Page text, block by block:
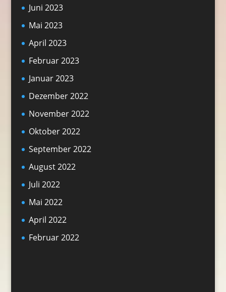
Juni 2023
Mai 2023
April 2023
Februar 2023
Januar 2023
Dezember 2022
November 2022
Oktober 2022
September 2022
August 2022
Juli 2022
Mai 2022
April 2022
Februar 2022